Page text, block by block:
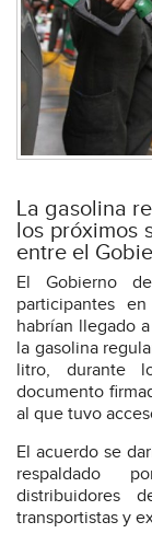
La gasolina
los próximos
entre el
El Gobierno
participantes
habrían llegado
la gasolina
litro, durante
documento
al que tuvo
El acuerdo se
respaldado
distribuidores
transportistas y